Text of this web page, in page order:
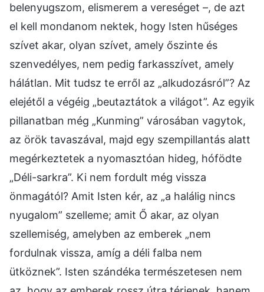
belenyugszom, elismerem a vereséget –, de azt
el kell mondanom nektek, hogy Isten hűséges
szívet akar, olyan szívet, amely őszinte és
szenvedélyes, nem pedig farkasszívet, amely
hálátlan. Mit tudsz te erről az „alkudozásról”? Az
elejétől a végéig „beutaztátok a világot”. Az egyik
pillanatban még „Kunming” városában vagytok,
az örök tavaszával, majd egy szempillantás alatt
megérkeztetek a nyomasztóan hideg, hófödte
„Déli-sarkra”. Ki nem fordult még vissza
önmagától? Amit Isten kér, az „a halálig nincs
nyugalom” szelleme; amit Ő akar, az olyan
szellemiség, amelyben az emberek „nem
fordulnak vissza, amíg a déli falba nem
ütköznek”. Isten szándéka természetesen nem